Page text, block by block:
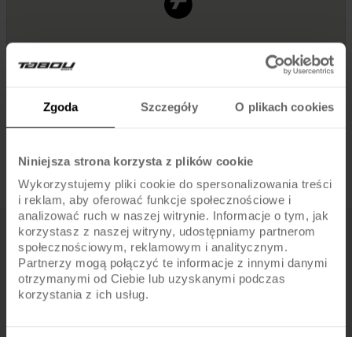
Zgoda Szczegóły O plikach cookies
Niniejsza strona korzysta z plików cookie
Wykorzystujemy pliki cookie do spersonalizowania treści
i reklam, aby oferować funkcje społecznościowe i
analizować ruch w naszej witrynie. Informacje o tym, jak
korzystasz z naszej witryny, udostępniamy partnerom
społecznościowym, reklamowym i analitycznym.
Partnerzy mogą połączyć te informacje z innymi danymi
otrzymanymi od Ciebie lub uzyskanymi podczas
korzystania z ich usług.
FIRMA
O nas
Gwarancja na ramę
Znajdź sklep
Archiwum rowerów
Zmień ustawienia cookies